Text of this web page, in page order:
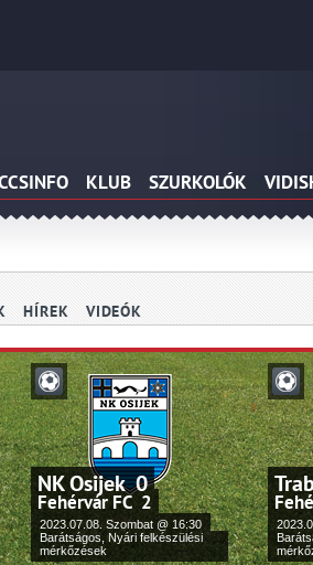
KLUB SZURKOLÓK
HÍREK VIDEÓK
NK Osijek 0
Fehérvár FC 2
2023.07.08. Szombat @ 16:30
Barátságos, Nyári felkészülési
mérkőzések